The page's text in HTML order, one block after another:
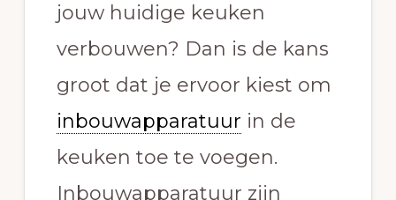
jouw huidige keuken
verbouwen? Dan is de kans
groot dat je ervoor kiest om
inbouwapparatuur in de
keuken toe te voegen.
Inbouwapparatuur zijn